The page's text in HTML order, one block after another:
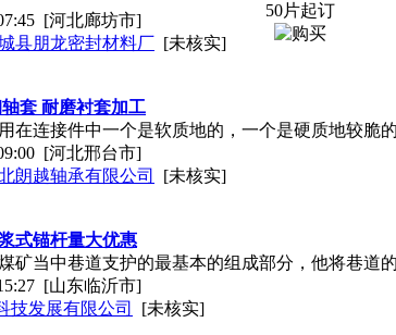
[河北廊坊市]
县朋龙密封材料厂 [未核实]
50片起订
套 耐磨衬套加工
在连接件中一个是软质地的，一个是硬质地较脆
[河北邢台市]
朗越轴承有限公司
[未核实]
式锚杆量大优惠
矿当中巷道支护的最基本的组成部分，他将巷道
[山东临沂市]
技发展有限公司
[未核实]